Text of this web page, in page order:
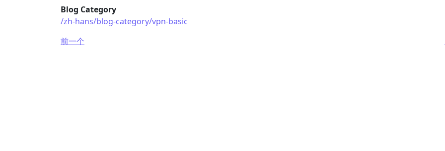
Blog Category
/zh-hans/blog-category/vpn-basic
前一个